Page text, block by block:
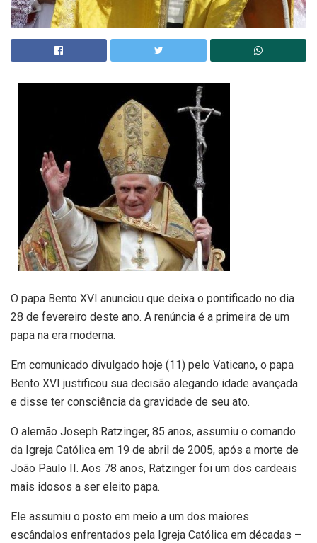
O papa Bento XVI anunciou que deixa o pontificado no dia
28 de fevereiro deste ano. A renúncia é a primeira de um
papa na era moderna.
Em comunicado divulgado hoje (11) pelo Vaticano, o papa
Bento XVI justificou sua decisão alegando idade avançada
e disse ter consciência da gravidade de seu ato.
O alemão Joseph Ratzinger, 85 anos, assumiu o comando
da Igreja Católica em 19 de abril de 2005, após a morte de
João Paulo II. Aos 78 anos, Ratzinger foi um dos cardeais
mais idosos a ser eleito papa.
Ele assumiu o posto em meio a um dos maiores
escândalos enfrentados pela Igreja Católica em décadas –